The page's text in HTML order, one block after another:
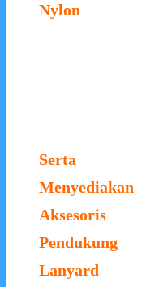
Nylon
Serta
Menyediakan
Aksesoris
Pendukung
Lanyard